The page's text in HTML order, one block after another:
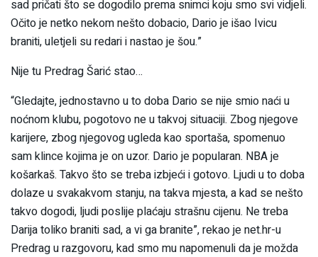
sad pričati što se dogodilo prema snimci koju smo svi vidjeli.
Očito je netko nekom nešto dobacio, Dario je išao Ivicu
braniti, uletjeli su redari i nastao je šou.”
Nije tu Predrag Šarić stao…
“Gledajte, jednostavno u to doba Dario se nije smio naći u
noćnom klubu, pogotovo ne u takvoj situaciji. Zbog njegove
karijere, zbog njegovog ugleda kao sportaša, spomenuo
sam klince kojima je on uzor. Dario je popularan. NBA je
košarkaš. Takvo što se treba izbjeći i gotovo. Ljudi u to doba
dolaze u svakakvom stanju, na takva mjesta, a kad se nešto
takvo dogodi, ljudi poslije plaćaju strašnu cijenu. Ne treba
Darija toliko braniti sad, a vi ga branite”, rekao je net.hr-u
Predrag u razgovoru, kad smo mu napomenuli da je možda